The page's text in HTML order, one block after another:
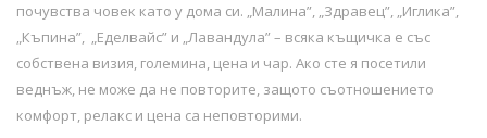
почувства човек като у дома си. „Малина”, „Здравец”, „Иглика”,
„Къпина”, „Еделвайс” и „Лавандула” – всяка къщичка е със
собствена визия, големина, цена и чар. Ако сте я посетили
веднъж, не може да не повторите, защото съотношението
комфорт, релакс и цена са неповторими.